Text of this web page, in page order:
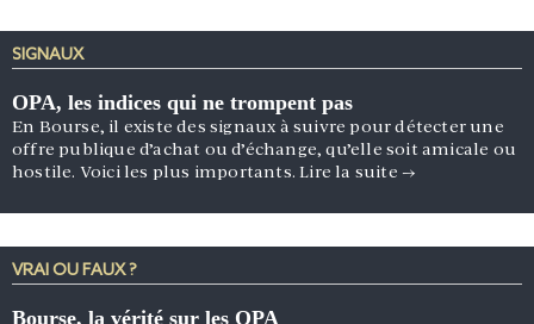
SIGNAUX
OPA, les indices qui ne trompent pas
En Bourse, il existe des signaux à suivre pour détecter une
offre publique d’achat ou d’échange, qu’elle soit amicale ou
hostile. Voici les plus importants.Lire la suite →
VRAI OU FAUX ?
Bourse, la vérité sur les OPA